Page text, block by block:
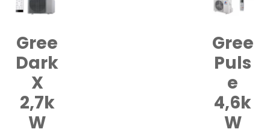
Gree
Dark
X
2,7k
W
Gree
Puls
e
4,6k
W